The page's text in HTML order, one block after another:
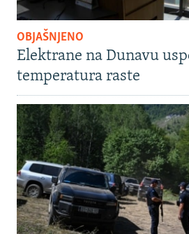
OBJAŠNJENO
Elektrane na Dunavu
temperatura raste